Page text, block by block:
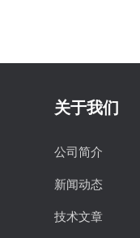
关于我们
公司简介
新闻动态
技术文章